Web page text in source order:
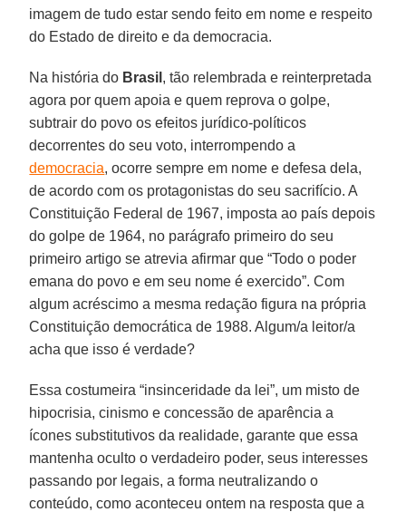
imagem de tudo estar sendo feito em nome e respeito
do Estado de direito e da democracia.
Na história do Brasil , tão relembrada e reinterpretada
agora por quem apoia e quem reprova o golpe,
subtrair do povo os efeitos jurídico-políticos
decorrentes do seu voto, interrompendo a
democracia, ocorre sempre em nome e defesa dela,
de acordo com os protagonistas do seu sacrifício. A
Constituição Federal de 1967, imposta ao país depois
do golpe de 1964, no parágrafo primeiro do seu
primeiro artigo se atrevia afirmar que “Todo o poder
emana do povo e em seu nome é exercido”. Com
algum acréscimo a mesma redação figura na própria
Constituição democrática de 1988. Algum/a leitor/a
acha que isso é verdade?
Essa costumeira “insinceridade da lei”, um misto de
hipocrisia, cinismo e concessão de aparência a
ícones substitutivos da realidade, garante que essa
mantenha oculto o verdadeiro poder, seus interesses
passando por legais, a forma neutralizando o
conteúdo, como aconteceu ontem na resposta que a